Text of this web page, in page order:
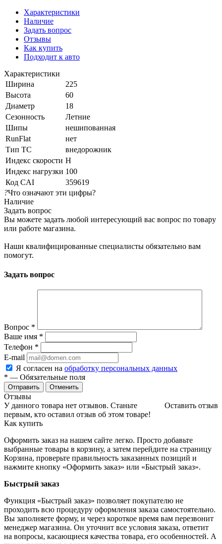
Характеристики
Наличие
Задать вопрос
Отзывы
Как купить
Подходит к авто
Характеристики
Ширина
225
Высота
60
Диаметр
18
Сезонность
Летние
Шипы
нешипованная
RunFlat
нет
Тип ТС
внедорожник
Индекс скорости H
Индекс нагрузки 100
Код CAI
359619
?Что означают эти цифры?
Наличие
Задать вопрос
Вы можете задать любой интересующий вас вопрос по товару
или работе магазина.
Наши квалифицированные специалисты обязательно вам
помогут.
Задать вопрос
Вопрос *
Ваше имя *
Телефон *
E-mail
Я согласен на обработку персональных данных
* — Обязательные поля
Отменить
Отзывы
Оставить отзыв
У данного товара нет отзывов. Станьте
первым, кто оставил отзыв об этом товаре!
Как купить
Оформить заказ на нашем сайте легко. Просто добавьте
выбранные товары в корзину, а затем перейдите на страницу
Корзина, проверьте правильность заказанных позиций и
нажмите кнопку «Оформить заказ» или «Быстрый заказ».
Быстрый заказ
Функция «Быстрый заказ» позволяет покупателю не
проходить всю процедуру оформления заказа самостоятельно.
Вы заполняете форму, и через короткое время вам перезвонит
менеджер магазина. Он уточнит все условия заказа, ответит
на вопросы, касающиеся качества товара, его особенностей. А